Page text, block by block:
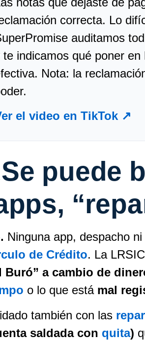
correcta. Lo
auditamos
te indicamos qué poner
Nota: la
el video en TikTok ↗
puede
Ninguna app, despacho
de Crédito. La
Buró” a cambio de
o lo que está mal
también con las
saldada con quita)